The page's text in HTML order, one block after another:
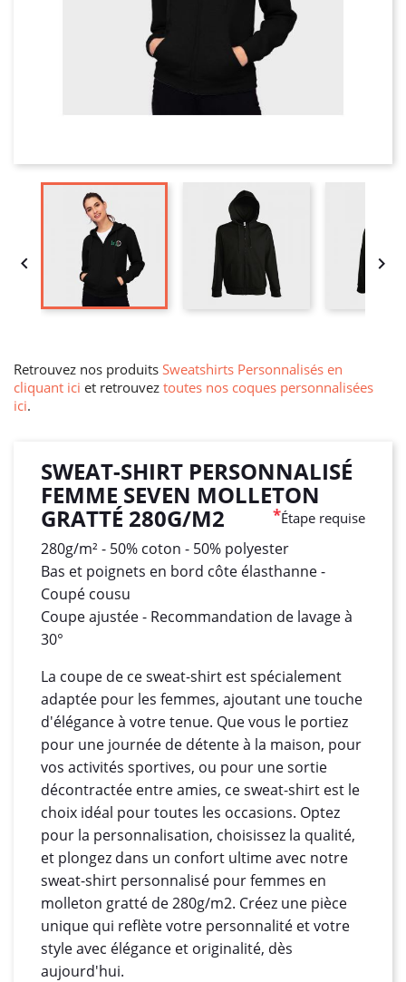
 
Retrouvez nos produits Sweatshirts Personnalisés en
cliquant ici et retrouvez toutes nos coques personnalisées
ici.
SWEAT-SHIRT PERSONNALISÉ
FEMME SEVEN MOLLETON
GRATTÉ 280G/M2 *Étape requise
280g/m² - 50% coton - 50% polyester
Bas et poignets en bord côte élasthanne -
Coupé cousu
Coupe ajustée - Recommandation de lavage à
30°
La coupe de ce sweat-shirt est spécialement
adaptée pour les femmes, ajoutant une touche
d'élégance à votre tenue. Que vous le portiez
pour une journée de détente à la maison, pour
vos activités sportives, ou pour une sortie
décontractée entre amies, ce sweat-shirt est le
choix idéal pour toutes les occasions. Optez
pour la personnalisation, choisissez la qualité,
et plongez dans un confort ultime avec notre
sweat-shirt personnalisé pour femmes en
molleton gratté de 280g/m2. Créez une pièce
unique qui reflète votre personnalité et votre
style avec élégance et originalité, dès
aujourd'hui.